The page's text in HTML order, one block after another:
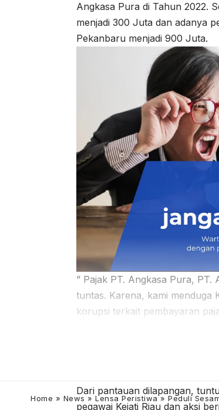
Angkasa Pura di Tahun 2022.
menjadi 300 Juta dan adanya
Pekanbaru menjadi 900 Juta.
” Pajak PT. Angkasa Pura,
tuntas. Karena, kami menduga
korupsi terkait pembayaran
tidak diindahkan dan tidak
Dari pantauan dilapangan,
pegawai Kejati Riau dan aksi
Home » News » Lensa Peristiwa» Peduli